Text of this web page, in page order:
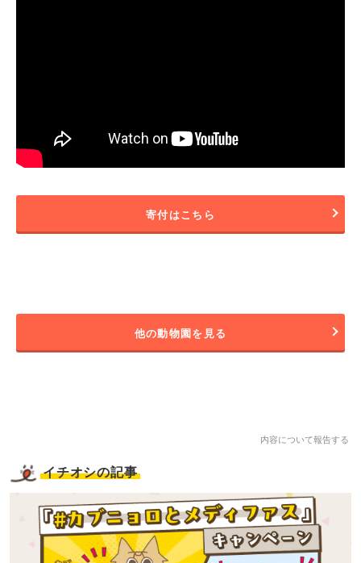
寄付はこちら
他の動物園を見る
内容について報告する
イチオシの記事